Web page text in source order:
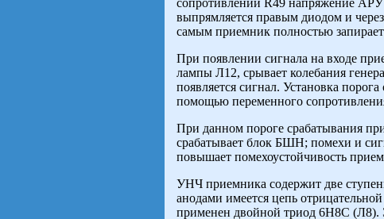
сопротивлении R49 напряжение АРУ
выпрямляется правым диодом и
самым приемник полностью
При появлении сигнала на входе
лампы Л12, срывает колебания
появляется сигнал. Установка
помощью переменного
При данном пороге срабатывания
срабатывает блок БШН; помехи и
повышает помехоустойчивость
УНЧ приемника содержит две
анодами имеется цепь
применен двойной триод 6Н8С (Л8).